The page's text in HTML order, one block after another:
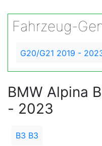
Fahrzeug-
G20/G21 2019 -
BMW Alpina
- 2023
B3 B3